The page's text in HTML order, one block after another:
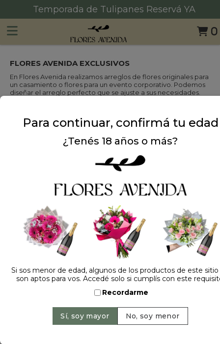
0
Consultanos por MD de Instagram 📩
FLORES AVENIDA EXCLUSIVOS
En Flores Avenida realizamos arreglos de flores originales para
un casamiento o flores para un evento corporativo. Podemos
diseñar el arreglo perfecto que se ajuste a sus necesidades.
ROJAS...
Para continuar, confirmá tu edad
¿Tenés 18 años o más?
Si sos menor de edad, algunos de los productos de este
son aptos para vos. Accedé solo si cumplís con este
Recordarme